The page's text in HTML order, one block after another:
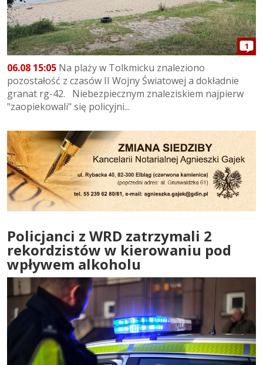
1
06.08 15:05 Na plaży w Tolkmicku znaleziono
pozostałość z czasów II Wojny Światowej a dokładnie
granat rg-42. Niebezpiecznym znaleziskiem najpierw
"zaopiekowali" się policyjni...
Policjanci z WRD zatrzymali 2
rekordzistów w kierowaniu pod
wpływem alkoholu